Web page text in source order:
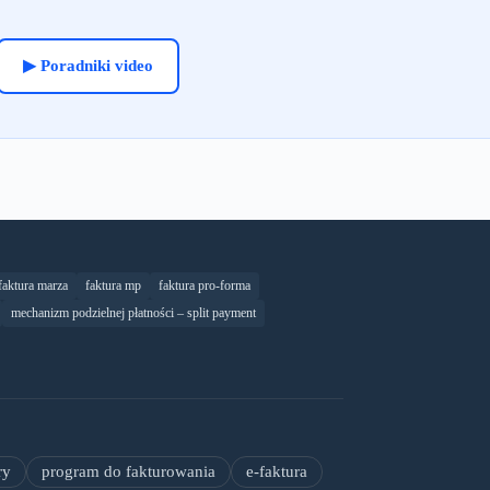
▶ Poradniki video
marza faktura mp
faktura pro-forma
mechanizm podzielnej płatności – split payment
program do fakturowania e-faktura